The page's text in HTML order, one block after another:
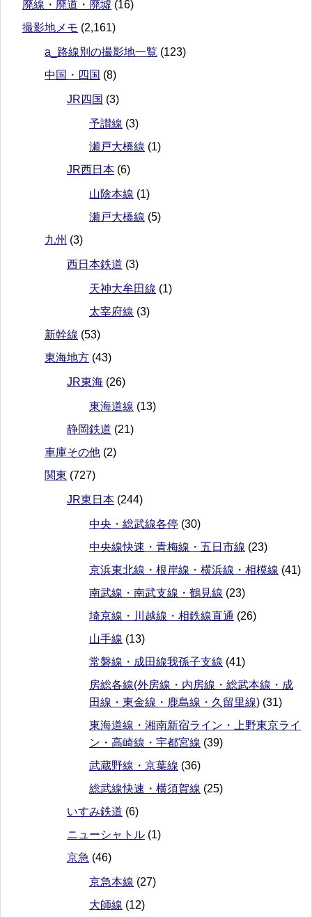
廃線・廃道・廃墟 (16)
撮影地メモ (2,161)
a_路線別の撮影地一覧 (123)
中国・四国 (8)
JR四国 (3)
予讃線 (3)
瀬戸大橋線 (1)
JR西日本 (6)
山陰本線 (1)
瀬戸大橋線 (5)
九州 (3)
西日本鉄道 (3)
天神大牟田線 (1)
太宰府線 (3)
新幹線 (53)
東海地方 (43)
JR東海 (26)
東海道線 (13)
静岡鉄道 (21)
車庫その他 (2)
関東 (727)
JR東日本 (244)
中央・総武線各停 (30)
中央線快速・青梅線・五日市線 (23)
京浜東北線・根岸線・横浜線・相模線 (41)
南武線・南武支線・鶴見線 (23)
埼京線・川越線・相鉄線直通 (26)
山手線 (13)
常磐線・成田線我孫子支線 (41)
房総各線(外房線・内房線・総武本線・成
田線・東金線・鹿島線・久留里線) (31)
東海道線・湘南新宿ライン・上野東京ライ
ン・高崎線・宇都宮線 (39)
武蔵野線・京葉線 (36)
総武線快速・横須賀線 (25)
いすみ鉄道 (6)
ニューシャトル (1)
京急 (46)
京急本線 (27)
大師線 (12)